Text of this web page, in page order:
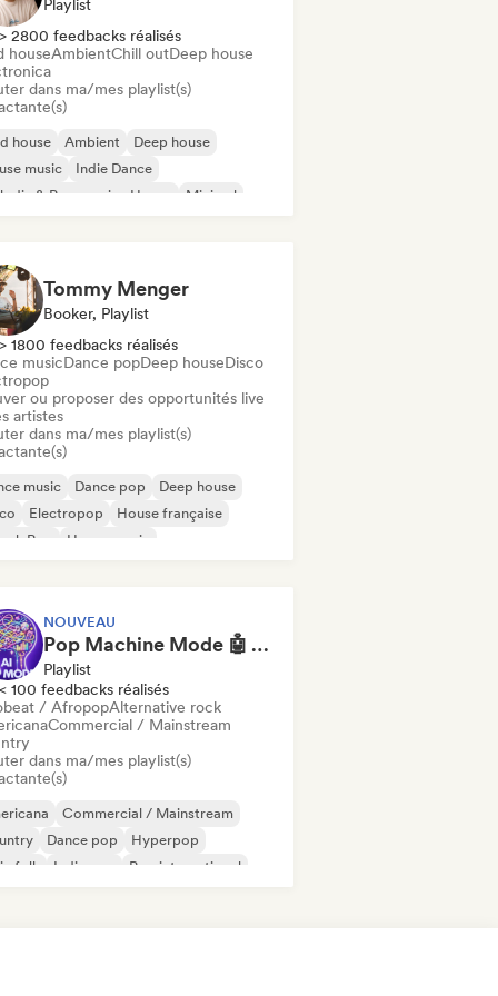
Playlist
2800 feedbacks réalisés
houseAmbientChill outDeep house
dans ma/mes playlist(s)
house Ambient
Deep house
music
Indie Dance
& Progressive House
Minimal
Tommy Menger
Booker, Playlist
1800 feedbacks réalisés
musicDance popDeep houseDisco
ou proposer des opportunités live
artistes
dans ma/mes playlist(s)
music Dance pop
Deep house
Electropop
House française
Pop
House music
NOUVEAU
Pop Machine Mode 🤖 AI Music, Indie Pop & Dream Pop
Playlist
100 feedbacks réalisés
/ AfropopAlternative rock
Commercial / Mainstream
dans ma/mes playlist(s)
Commercial / Mainstream
Dance pop
Hyperpop
folk
Indie pop Pop international